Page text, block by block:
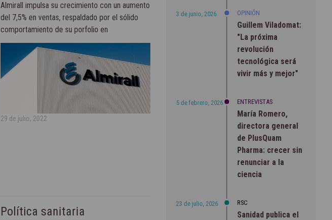
Almirall impulsa su crecimiento con un aumento
del 7,5% en ventas, respaldado por el sólido
comportamiento de su porfolio en
dermatología
29 de julio, 2022
Política sanitaria
3 de junio, 2026 OPINIÓN
Guillem Viladomat:
"La próxima
revolución
tecnológica será
vivir más y mejor"
5 de febrero, 2026 ENTREVISTAS
María Romero,
directora general
de PlusQuam
Pharma: crecer sin
renunciar a la
ciencia
23 de julio, 2026 RSC
Sanidad publica el